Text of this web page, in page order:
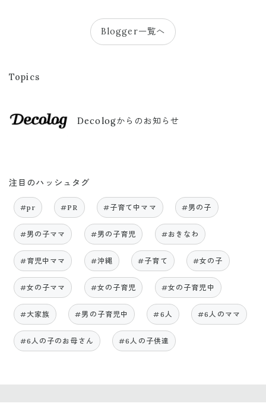
Blogger一覧へ
Topics
Decologからのお知らせ
注目のハッシュタグ
#pr #PR #子育て中ママ #男の子
#男の子ママ #男の子育児 #おきなわ
#育児中ママ #沖縄 #子育て #女の子
#女の子ママ #女の子育児 #女の子育児中
#大家族 #男の子育児中 #6人 #6人のママ
#6人の子のお母さん #6人の子供達